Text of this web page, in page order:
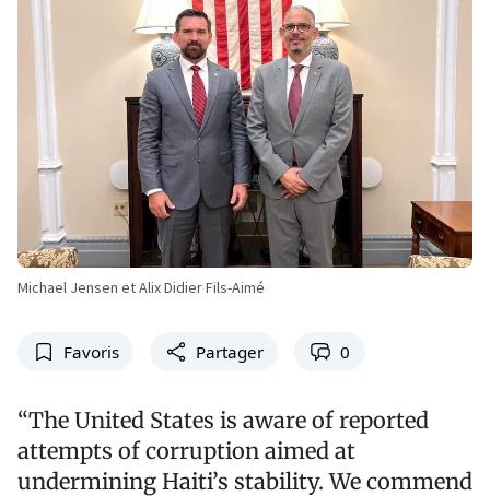
Michael Jensen et Alix Didier Fils-Aimé
Favoris Partager 0
“The United States is aware of reported
attempts of corruption aimed at
undermining Haiti’s stability. We commend